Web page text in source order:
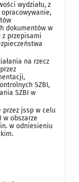
wydziału, z
dokumentów w
z przepisami
na rzecz
SZBI,
SZBI w
jssp w celu
w obszarze
w odniesieniu